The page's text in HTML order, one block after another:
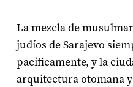
La mezcla de
judíos de Sarajevo
pacíficamente, y la
arquitectura otomana